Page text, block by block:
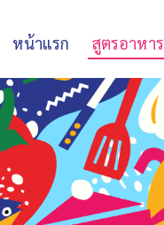
หน้าแรก สูตรอาหาร